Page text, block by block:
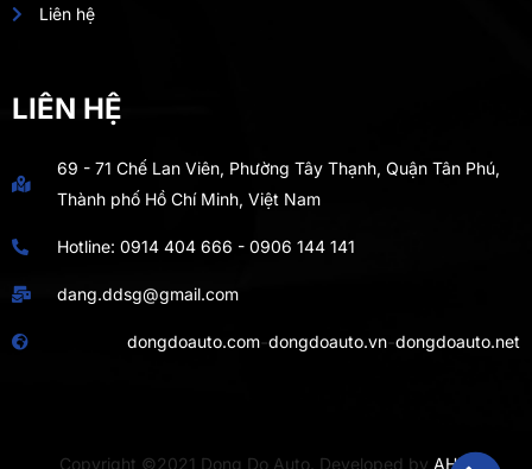
Liên hệ
LIÊN HỆ
69 - 71 Chế Lan Viên, Phường Tây Thạnh, Quận Tân Phú,
Thành phố Hồ Chí Minh, Việt Nam
Hotline: 0914 404 666 - 0906 144 141
dang.ddsg@gmail.com
dongdoauto.com-dongdoauto.vn-dongdoauto.net
Copyright ©2021 Dong Do Auto. Developed by AHIT